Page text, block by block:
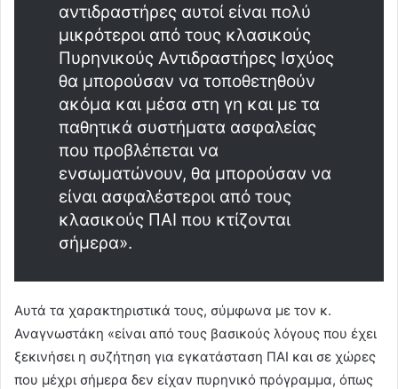
αντιδραστήρες αυτοί είναι πολύ
μικρότεροι από τους κλασικούς
Πυρηνικούς Αντιδραστήρες Ισχύος
θα μπορούσαν να τοποθετηθούν
ακόμα και μέσα στη γη και με τα
παθητικά συστήματα ασφαλείας
που προβλέπεται να
ενσωματώνουν, θα μπορούσαν να
είναι ασφαλέστεροι από τους
κλασικούς ΠΑΙ που κτίζονται
σήμερα».
Αυτά τα χαρακτηριστικά τους, σύμφωνα με τον κ.
Αναγνωστάκη «είναι από τους βασικούς λόγους που έχει
ξεκινήσει η συζήτηση για εγκατάσταση ΠΑΙ και σε χώρες
που μέχρι σήμερα δεν είχαν πυρηνικό πρόγραμμα, όπως